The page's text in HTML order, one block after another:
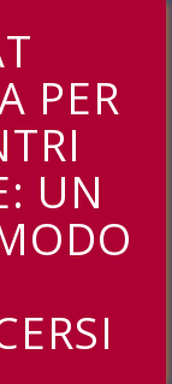
PER
UN